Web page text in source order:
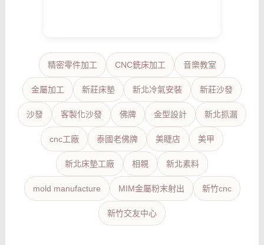
精密零件加工 CNC銑床加工 音樂教室
金屬加工 新莊床墊 新北冷氣安裝 新莊沙發
沙發 客製化沙發 佛牌 金型設計 新北抓漏
cnc工廠 泰國老佛牌 美睫店 美甲
新北床墊工廠 相親 新北素料
mold manufacture MIM金屬粉末射出 新竹cnc
新竹交友中心